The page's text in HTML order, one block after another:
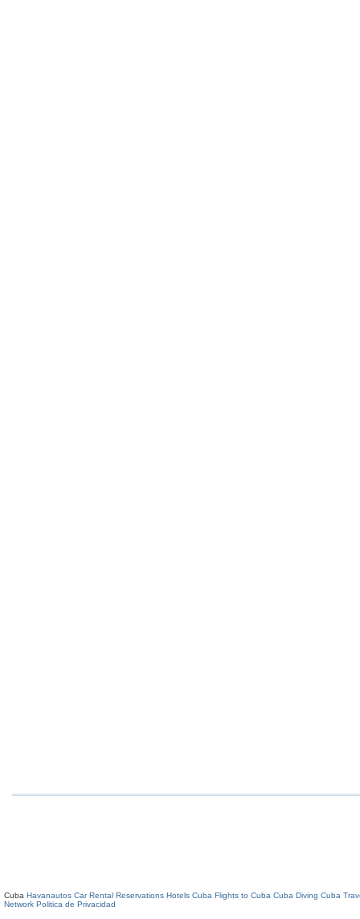
Cuba Havanautos Car Rental Reservations Hotels Cuba Flights to Cuba Cuba Diving Cuba
Network Politica de Privacidad